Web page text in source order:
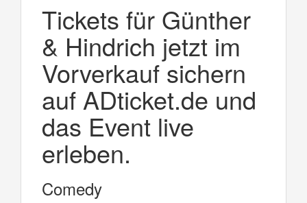
Tickets für Günther
& Hindrich jetzt im
Vorverkauf sichern
auf ADticket.de und
das Event live
erleben.
Comedy